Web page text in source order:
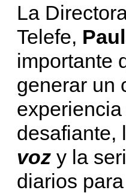
La
Telefe,
importante
generar un
desafiante,
voz y la
diarios